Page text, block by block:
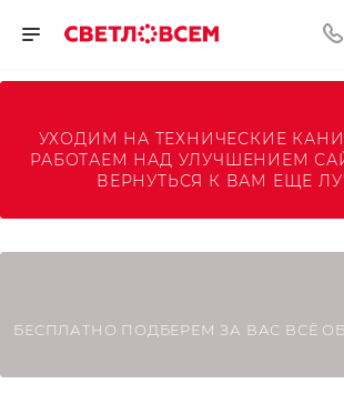
УХОДИМ НА ТЕХНИЧЕСКИЕ
РАБОТАЕМ НАД УЛУЧШЕНИЕМ
ВЕРНУТЬСЯ К ВАМ ЕЩЕ
БЕСПЛАТНО ПОДБЕРЕМ ЗА ВАС ВСЁ